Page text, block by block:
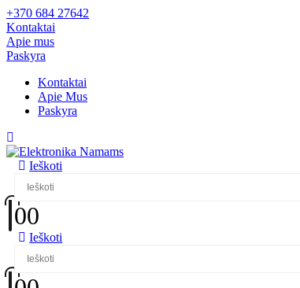
+370 684 27642
Kontaktai
Apie mus
Paskyra
Kontaktai
Apie Mus
Paskyra
Ieškoti
00
Ieškoti